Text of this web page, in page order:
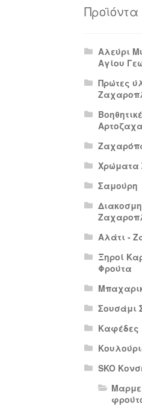
Πολιτική
Προϊόντα
Αλεύρι
Αγίου
Πρώτες
Χρώματα
Σαμούρη
Αλάτι -
Ξηροί
Φρούτα
Σουσάμι
Καφέδες
SKO